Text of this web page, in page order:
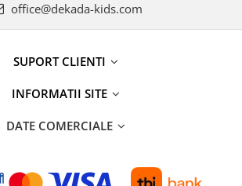
office@dekada-kids.com
SUPORT CLIENTI
INFORMATII SITE
DATE COMERCIALE